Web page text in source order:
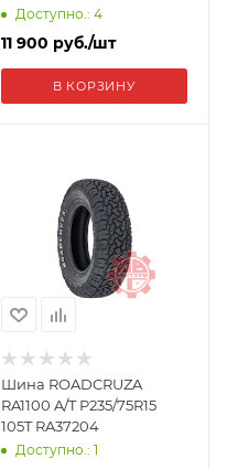
Доступно.: 4
11 900 руб./шт
В КОРЗИНУ
Шина ROADCRUZA
RA1100 A/T P235/75R15
105T RA37204
Доступно.: 1